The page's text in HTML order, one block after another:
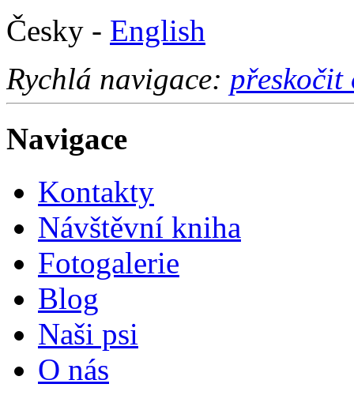
Česky - English
Rychlá navigace: přeskočit
Navigace
Kontakty
Návštěvní kniha
Fotogalerie
Blog
Naši psi
O nás